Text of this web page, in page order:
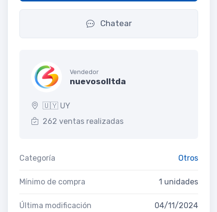
Chatear
Vendedor
nuevosolltda
🇺🇾 UY
262 ventas realizadas
Categoría Otros
Mínimo de compra 1 unidades
Última modificación 04/11/2024